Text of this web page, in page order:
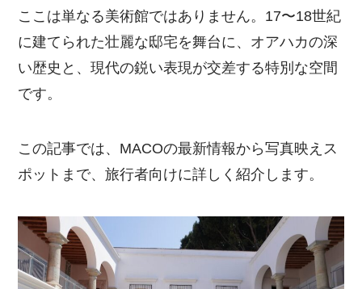
ここは単なる美術館ではありません。17〜18世紀
に建てられた壮麗な邸宅を舞台に、オアハカの深
い歴史と、現代の鋭い表現が交差する特別な空間
です。
この記事では、MACOの最新情報から写真映えス
ポットまで、旅行者向けに詳しく紹介します。